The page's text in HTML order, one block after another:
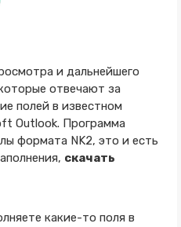
и дальнейшего
отвечают за
полей в известном
Outlook. Программа
формата NK2, это и есть
скачать
какие-то поля в